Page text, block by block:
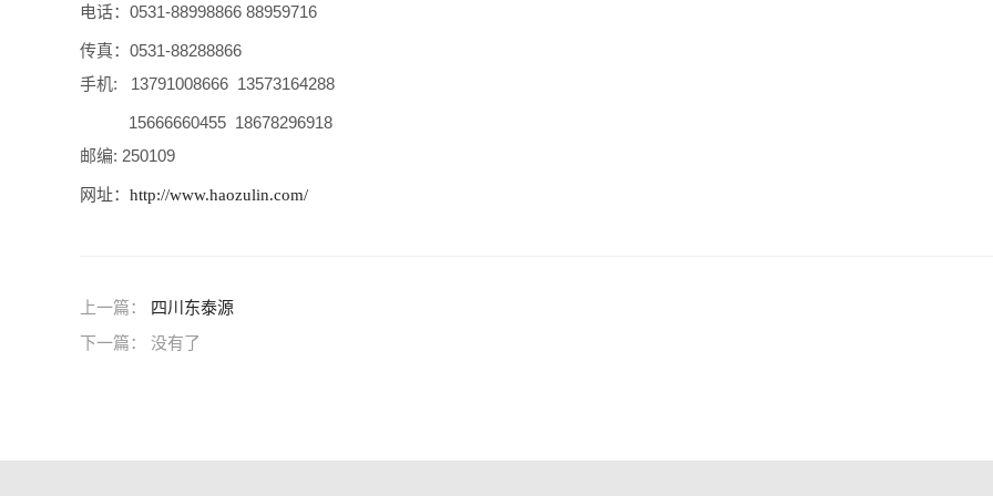
电话：0531-88998866 88959716
传真：0531-88288866
手机: 13791008666 13573164288
15666660455 18678296918
邮编: 250109
网址： http://www.haozulin.com/
上一篇： 四川东泰源
下一篇： 没有了